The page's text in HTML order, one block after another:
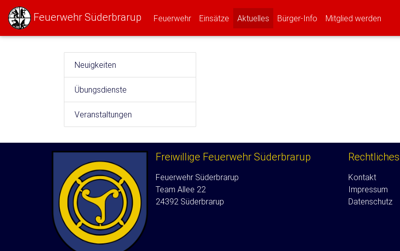
Feuerwehr Süderbrarup Feuerwehr(current)
Einsätze Aktuelles (current)
Bürger-Info (current)
Mitglied werden
Neuigkeiten
Übungsdienste
Veranstaltungen
Freiwillige Feuerwehr Süderbrarup
Feuerwehr Süderbrarup
Team Allee 22
24392 Süderbrarup
Rechtliches
Kontakt
Impressum
Datenschutz